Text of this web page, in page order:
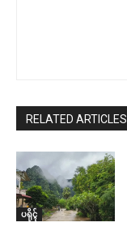
RELATED ARTICLES
ပရိုၚ်